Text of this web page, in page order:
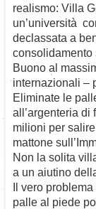
realismo: Villa
un’università
declassata a
consolidamento
Buono al
internazionali –
Eliminate le
all’argenteria
milioni per
mattone
Non la solita
a un aiutino
Il vero
palle al piede